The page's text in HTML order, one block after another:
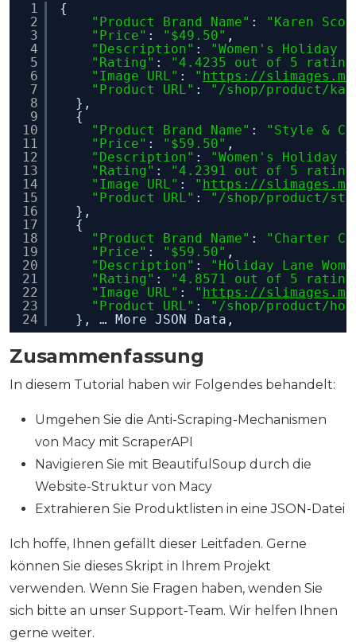
1
2
3
4
5
6
7
8
9
10
11
12
13
14
15
16
17
18
19
20
21
22
23
24
{
"Product Brand Name" :
"Karen
"Price" : "$49.50" ,
"Description" :
"Women's Holiday
"Rating" :
"4.4235 out of 5 rating
"Image URL" : " https://
"Product URL" :
"/shop/product/
},
{
"Product Brand Name" :
"Style &
"Price" : "$59.50" ,
"Description" :
"Women's Holiday
"Rating" :
"4.2391 out of 5
"Image URL" : " https://
"Product URL" :
"/shop/product/
},
{
"Product Brand Name" :
"Charter
"Price" : "$59.50" ,
"Description" :
"Holiday Lane
"Rating" :
"4.8571 out of 5
"Image URL" : " https://
"Product URL" :
"/shop/product/
}, … More JSON Data,
Zusammenfassung
In diesem Tutorial haben wir Folgendes behandelt:
Umgehen Sie die Anti-Scraping-Mechanismen
von Macy mit ScraperAPI
Navigieren Sie mit BeautifulSoup durch die
Website-Struktur von Macy
Extrahieren Sie Produktlisten in eine JSON-Datei
Ich hoffe, Ihnen gefällt dieser Leitfaden. Gerne
können Sie dieses Skript in Ihrem Projekt
verwenden. Wenn Sie Fragen haben, wenden Sie
sich bitte an unser Support-Team. Wir helfen Ihnen
gerne weiter.